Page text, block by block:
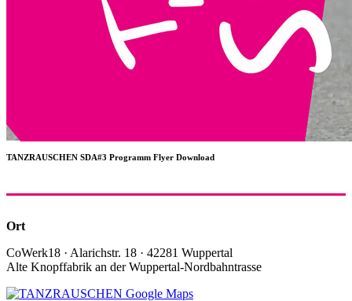
TANZRAUSCHEN SDA#3 Programm Flyer Download
Ort
CoWerk18 · Alarichstr. 18 · 42281 Wuppertal
Alte Knopffabrik an der Wuppertal-Nordbahntrasse